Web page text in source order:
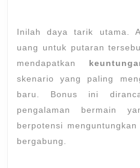
Inilah daya tarik utama.
uang untuk putaran
mendapatkan
skenario yang paling
baru. Bonus ini
pengalaman bermain
berpotensi
bergabung.